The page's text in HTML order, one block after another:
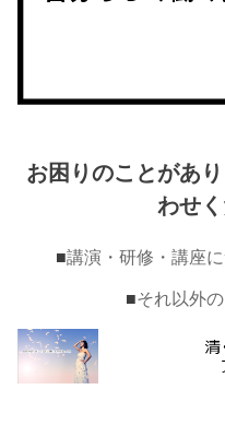
お困りのことがあ
わせ
■講演・研修・講座
■それ以外